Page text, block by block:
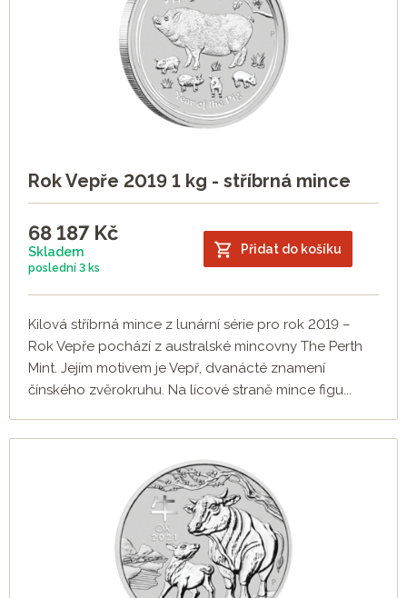
Rok Vepře 2019 1 kg - stříbrná mince
68 187 Kč
Skladem
poslední 3 ks
Přidat do košíku
Kilová stříbrná mince z lunární série pro rok 2019 –
Rok Vepře pochází z australské mincovny The Perth
Mint. Jejím motivem je Vepř, dvanácté znamení
čínského zvěrokruhu. Na lícové straně mince figu...